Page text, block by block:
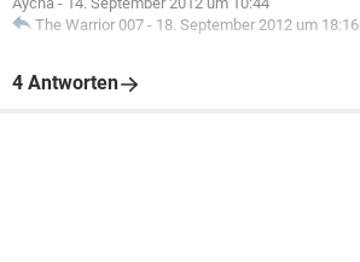
The Warrior 007 - 18. September 2012 um 18:16
4 Antworten